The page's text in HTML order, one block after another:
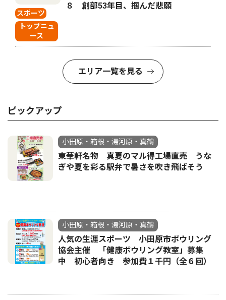
スポーツ
トップニュ
ース
８ 創部53年目、掴んだ悲願
エリア一覧を見る
ピックアップ
小田原・箱根・湯河原・真鶴
東華軒名物 真夏のマル得工場直売 うな
ぎや夏を彩る駅弁で暑さを吹き飛ばそう
小田原・箱根・湯河原・真鶴
人気の生涯スポーツ 小田原市ボウリング
協会主催 「健康ボウリング教室」募集
中 初心者向き 参加費１千円（全６回）